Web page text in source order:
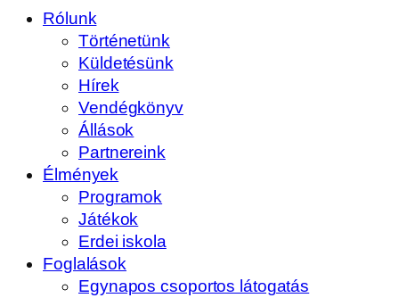
Rólunk
Történetünk
Küldetésünk
Hírek
Vendégkönyv
Állások
Partnereink
Élmények
Programok
Játékok
Erdei iskola
Foglalások
Egynapos csoportos látogatás